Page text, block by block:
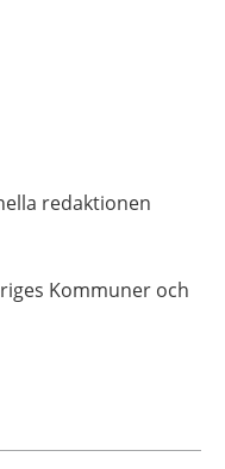
redaktionen
Kommuner och